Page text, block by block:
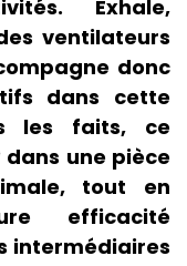
Exhale,
ventilateurs
donc
dans cette
les faits, ce
dans une pièce
tout en
efficacité
intermédiaires